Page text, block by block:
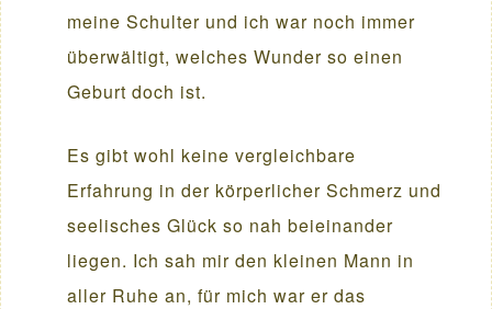
meine Schulter und ich war noch immer
überwältigt, welches Wunder so einen
Geburt doch ist.
Es gibt wohl keine vergleichbare
Erfahrung in der körperlicher Schmerz und
seelisches Glück so nah beieinander
liegen. Ich sah mir den kleinen Mann in
aller Ruhe an, für mich war er das